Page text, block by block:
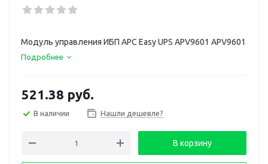
Модуль управления ИБП APC Easy UPS APV9601 APV9601
Подробнее
521.38 руб.
В наличии Нашли дешевле?
В корзину